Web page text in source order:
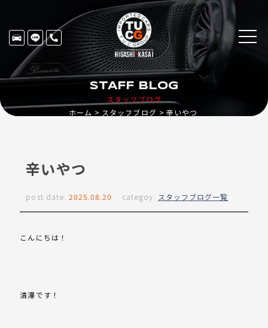
スタッフブログ
STAFF BLOG
ホーム スタッフブログ 辛いやつ
辛いやつ
post date: 2025.08.20 categoy: スタッフブログ一覧
こんにちは！
清澤です！